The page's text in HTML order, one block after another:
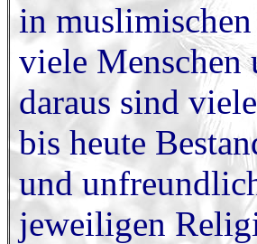
in
viele Menschen
daraus sind
bis heute
und
jeweiligen